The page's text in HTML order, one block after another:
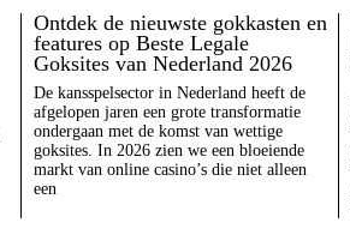
Ontdek de nieuwste gokkasten en
features op Beste Legale
Goksites van Nederland 2026
De kansspelsector in Nederland heeft de
afgelopen jaren een grote transformatie
ondergaan met de komst van wettige
goksites. In 2026 zien we een bloeiende
markt van online casino’s die niet alleen
een